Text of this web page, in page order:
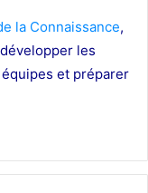
la Connaissance,
les
et préparer